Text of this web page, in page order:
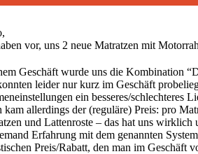
vor, uns 2 neue Matratzen mit
Geschäft wurde uns die Kombination
leider nur kurz im Geschäft
ein besseres/schlechteres
kam allerdings der (reguläre) Preis: pro
und Lattenroste – das hat uns wirklich
Erfahrung mit dem genannten
Preis/Rabatt, den man im Geschäft